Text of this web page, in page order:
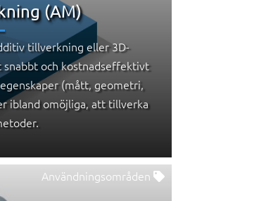
(AM)
tillverkning eller 3D-
och kostnadseffektivt
(mått, geometri,
ibland omöjliga, att tillverka
Användningsområden